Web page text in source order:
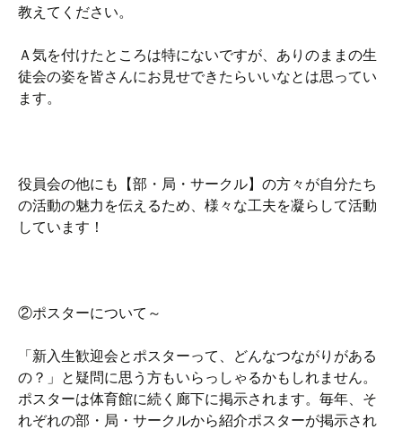
教えてください。
Ａ気を付けたところは特にないですが、ありのままの生
徒会の姿を皆さんにお見せできたらいいなとは思ってい
ます。
役員会の他にも【部・局・サークル】の方々が自分たち
の活動の魅力を伝えるため、様々な工夫を凝らして活動
しています！
②ポスターについて～
「新入生歓迎会とポスターって、どんなつながりがある
の？」と疑問に思う方もいらっしゃるかもしれません。
ポスターは体育館に続く廊下に掲示されます。毎年、そ
れぞれの部・局・サークルから紹介ポスターが掲示され